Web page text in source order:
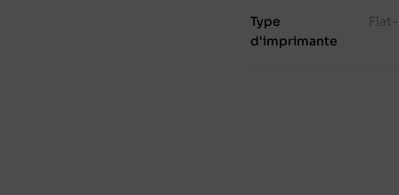
Type
d'imprimante